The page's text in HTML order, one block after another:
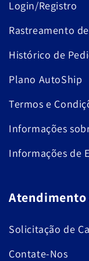
Login/Registro
Rastreamento
Histórico de
Plano AutoShip
Termos e
Informações
Informações de
Atendimento
Solicitação de
Contate-Nos